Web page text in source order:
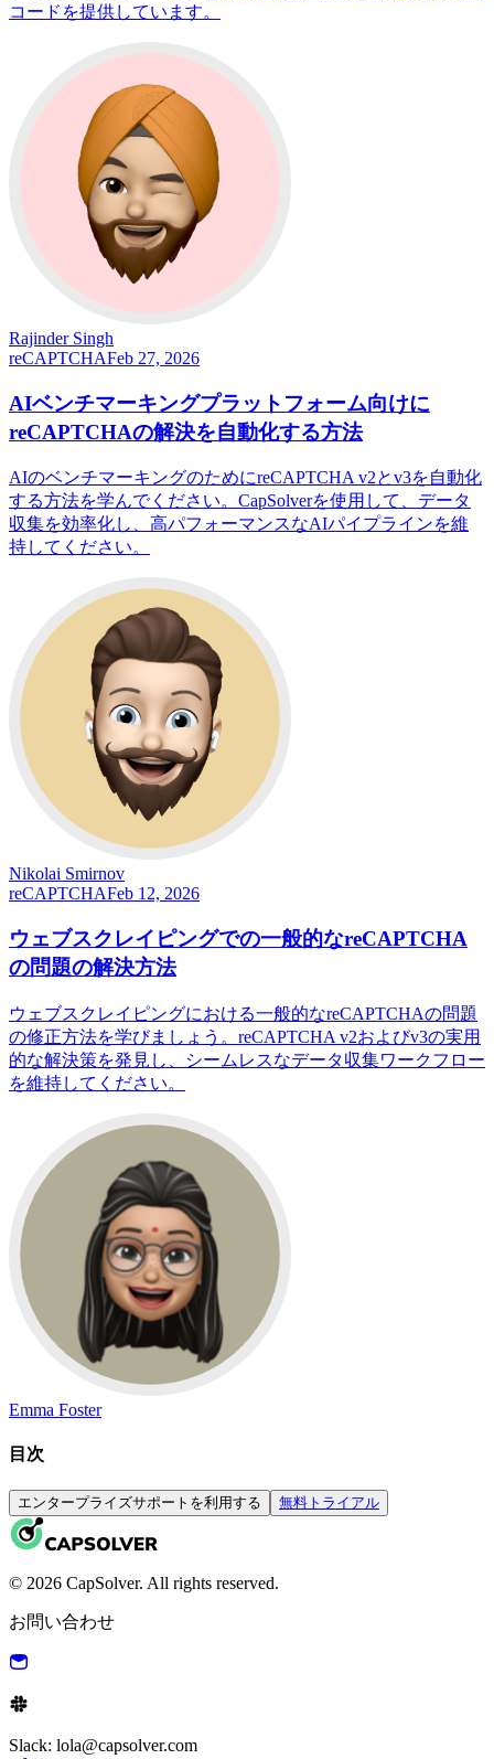
コードを提供しています。
Rajinder Singh
reCAPTCHAFeb 27, 2026
AIベンチマーキングプラットフォーム向けに
reCAPTCHAの解決を自動化する方法
AIのベンチマーキングのためにreCAPTCHA v2とv3を自動化
する方法を学んでください。CapSolverを使用して、データ
収集を効率化し、高パフォーマンスなAIパイプラインを維
持してください。
Nikolai Smirnov
reCAPTCHAFeb 12, 2026
ウェブスクレイピングでの一般的なreCAPTCHA
の問題の解決方法
ウェブスクレイピングにおける一般的なreCAPTCHAの問題
の修正方法を学びましょう。reCAPTCHA v2およびv3の実用
的な解決策を発見し、シームレスなデータ収集ワークフロー
を維持してください。
Emma Foster
目次
エンタープライズサポートを利用する 無料トライアル
© 2026 CapSolver. All rights reserved.
お問い合わせ
Slack: lola@capsolver.com